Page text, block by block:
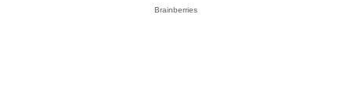
Brainberries